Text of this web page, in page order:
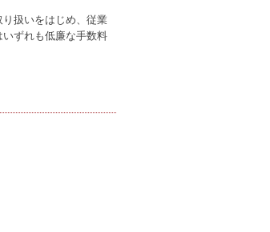
扱いをはじめ、従業
ずれも低廉な手数料